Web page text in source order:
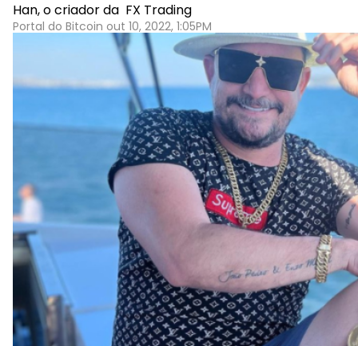
Han, o criador da FX Trading
Portal do Bitcoin out 10, 2022, 1:05PM